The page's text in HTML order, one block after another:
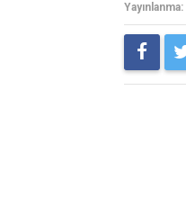
Yayınlanma: